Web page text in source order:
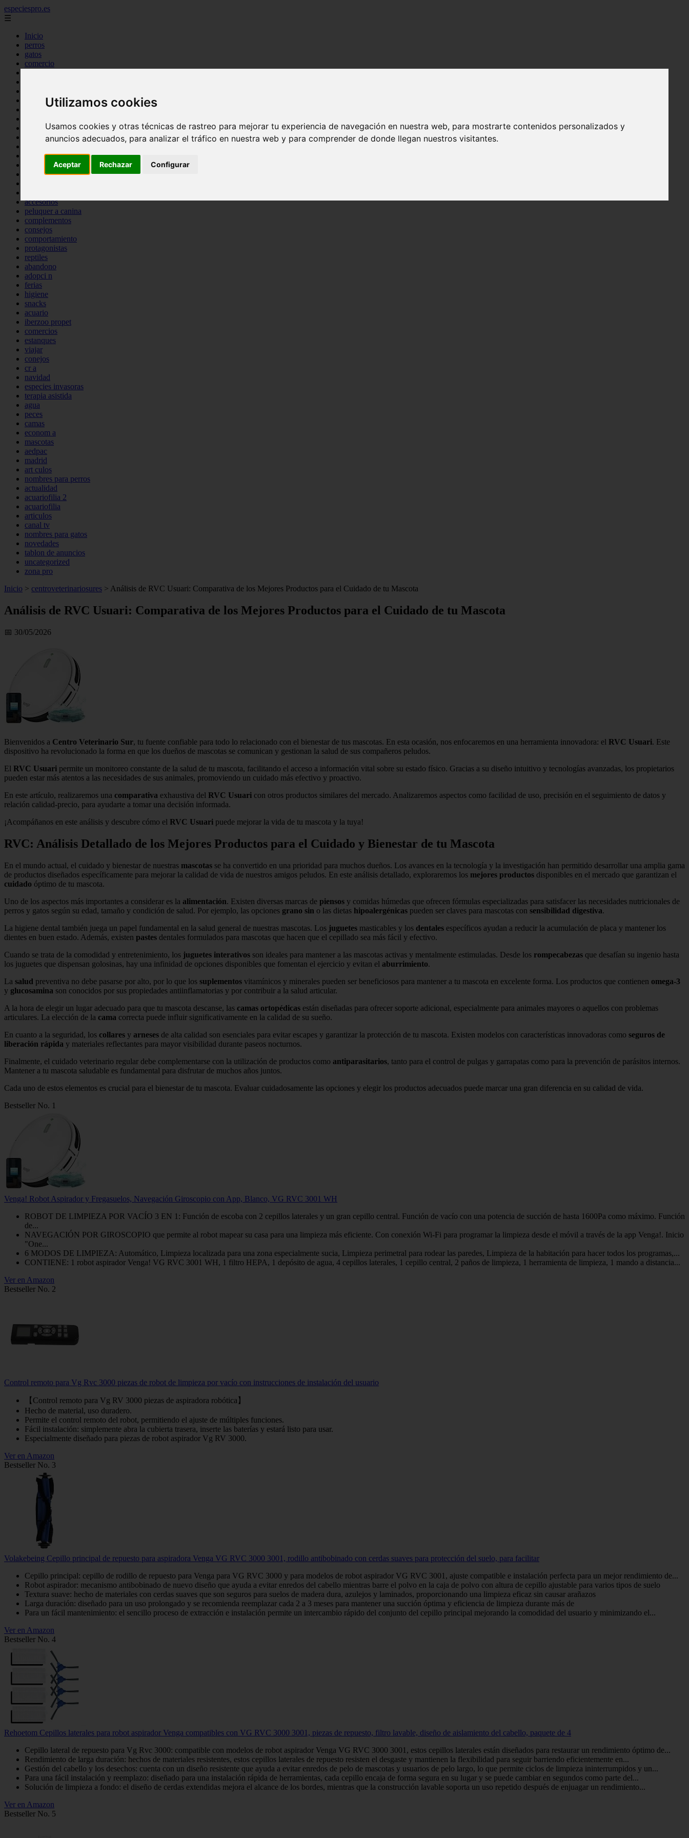
Utilizamos cookies
Usamos cookies y otras técnicas de rastreo para mejorar tu experiencia de navegación en nuestra web, para mostrarte contenidos personalizados y
anuncios adecuados, para analizar el tráfico en nuestra web y para comprender de donde llegan nuestros visitantes.
Aceptar Rechazar Configurar
especiespro.es
☰
Inicio
perros
gatos
comercio
tenencia responsable
mantenimiento
bienestar
peque os mam feros
verano
accesorios
peluquer a canina
complementos
consejos
comportamiento
protagonistas
reptiles
abandono
adopci n
ferias
higiene
snacks
acuario
iberzoo propet
comercios
estanques
viajar
conejos
cr a
navidad
especies invasoras
terapia asistida
agua
peces
camas
econom a
mascotas
aedpac
madrid
art culos
nombres para perros
actualidad
acuariofilia 2
acuariofilia
articulos
canal tv
nombres para gatos
novedades
tablon de anuncios
uncategorized
zona pro
Inicio > centroveterinariosures > Análisis de RVC Usuari: Comparativa de los Mejores Productos para el Cuidado de tu Mascota
Análisis de RVC Usuari: Comparativa de los Mejores Productos para el Cuidado de tu Mascota
📅 30/05/2026
Bienvenidos a Centro Veterinario Sur, tu fuente confiable para todo lo relacionado con el bienestar de tus mascotas. En esta ocasión, nos enfocaremos en una herramienta innovadora: el RVC Usuari. Este
dispositivo ha revolucionado la forma en que los dueños de mascotas se comunican y gestionan la salud de sus compañeros peludos.
El RVC Usuari permite un monitoreo constante de la salud de tu mascota, facilitando el acceso a información vital sobre su estado físico. Gracias a su diseño intuitivo y tecnologías avanzadas, los propietarios
pueden estar más atentos a las necesidades de sus animales, promoviendo un cuidado más efectivo y proactivo.
En este artículo, realizaremos una comparativa exhaustiva del RVC Usuari con otros productos similares del mercado. Analizaremos aspectos como facilidad de uso, precisión en el seguimiento de datos y
relación calidad-precio, para ayudarte a tomar una decisión informada.
¡Acompáñanos en este análisis y descubre cómo el RVC Usuari puede mejorar la vida de tu mascota y la tuya!
RVC: Análisis Detallado de los Mejores Productos para el Cuidado y Bienestar de tu Mascota
En el mundo actual, el cuidado y bienestar de nuestras mascotas se ha convertido en una prioridad para muchos dueños. Los avances en la tecnología y la investigación han permitido desarrollar una amplia gama
de productos diseñados específicamente para mejorar la calidad de vida de nuestros amigos peludos. En este análisis detallado, exploraremos los mejores productos disponibles en el mercado que garantizan el
cuidado óptimo de tu mascota.
Uno de los aspectos más importantes a considerar es la alimentación. Existen diversas marcas de piensos y comidas húmedas que ofrecen fórmulas especializadas para satisfacer las necesidades nutricionales de
perros y gatos según su edad, tamaño y condición de salud. Por ejemplo, las opciones grano sin o las dietas hipoalergénicas pueden ser claves para mascotas con sensibilidad digestiva.
La higiene dental también juega un papel fundamental en la salud general de nuestras mascotas. Los juguetes masticables y los dentales específicos ayudan a reducir la acumulación de placa y mantener los
dientes en buen estado. Además, existen pastes dentales formulados para mascotas que hacen que el cepillado sea más fácil y efectivo.
Cuando se trata de la comodidad y entretenimiento, los juguetes interativos son ideales para mantener a las mascotas activas y mentalmente estimuladas. Desde los rompecabezas que desafían su ingenio hasta
los juguetes que dispensan golosinas, hay una infinidad de opciones disponibles que fomentan el ejercicio y evitan el aburrimiento.
La salud preventiva no debe pasarse por alto, por lo que los suplementos vitamínicos y minerales pueden ser beneficiosos para mantener a tu mascota en excelente forma. Los productos que contienen omega-3
y glucosamina son conocidos por sus propiedades antiinflamatorias y por contribuir a la salud articular.
A la hora de elegir un lugar adecuado para que tu mascota descanse, las camas ortopédicas están diseñadas para ofrecer soporte adicional, especialmente para animales mayores o aquellos con problemas
articulares. La elección de la cama correcta puede influir significativamente en la calidad de su sueño.
En cuanto a la seguridad, los collares y arneses de alta calidad son esenciales para evitar escapes y garantizar la protección de tu mascota. Existen modelos con características innovadoras como seguros de
liberación rápida y materiales reflectantes para mayor visibilidad durante paseos nocturnos.
Finalmente, el cuidado veterinario regular debe complementarse con la utilización de productos como antiparasitarios, tanto para el control de pulgas y garrapatas como para la prevención de parásitos internos.
Mantener a tu mascota saludable es fundamental para disfrutar de muchos años juntos.
Cada uno de estos elementos es crucial para el bienestar de tu mascota. Evaluar cuidadosamente las opciones y elegir los productos adecuados puede marcar una gran diferencia en su calidad de vida.
Bestseller No. 1
Venga! Robot Aspirador y Fregasuelos, Navegación Giroscopio con App, Blanco, VG RVC 3001 WH
ROBOT DE LIMPIEZA POR VACÍO 3 EN 1: Función de escoba con 2 cepillos laterales y un gran cepillo central. Función de vacío con una potencia de succión de hasta 1600Pa como máximo. Función
de...
NAVEGACIÓN POR GIROSCOPIO que permite al robot mapear su casa para una limpieza más eficiente. Con conexión Wi-Fi para programar la limpieza desde el móvil a través de la app Venga!. Inicio
"One...
6 MODOS DE LIMPIEZA: Automático, Limpieza localizada para una zona especialmente sucia, Limpieza perimetral para rodear las paredes, Limpieza de la habitación para hacer todos los programas,...
CONTIENE: 1 robot aspirador Venga! VG RVC 3001 WH, 1 filtro HEPA, 1 depósito de agua, 4 cepillos laterales, 1 cepillo central, 2 paños de limpieza, 1 herramienta de limpieza, 1 mando a distancia...
Ver en Amazon
Bestseller No. 2
Control remoto para Vg Rvc 3000 piezas de robot de limpieza por vacío con instrucciones de instalación del usuario
【Control remoto para Vg RV 3000 piezas de aspiradora robótica】
Hecho de material, uso duradero.
Permite el control remoto del robot, permitiendo el ajuste de múltiples funciones.
Fácil instalación: simplemente abra la cubierta trasera, inserte las baterías y estará listo para usar.
Especialmente diseñado para piezas de robot aspirador Vg RV 3000.
Ver en Amazon
Bestseller No. 3
Volakebeing Cepillo principal de repuesto para aspiradora Venga VG RVC 3000 3001, rodillo antibobinado con cerdas suaves para protección del suelo, para facilitar
Cepillo principal: cepillo de rodillo de repuesto para Venga para VG RVC 3000 y para modelos de robot aspirador VG RVC 3001, ajuste compatible e instalación perfecta para un mejor rendimiento de...
Robot aspirador: mecanismo antibobinado de nuevo diseño que ayuda a evitar enredos del cabello mientras barre el polvo en la caja de polvo con altura de cepillo ajustable para varios tipos de suelo
Textura suave: hecho de materiales con cerdas suaves que son seguros para suelos de madera dura, azulejos y laminados, proporcionando una limpieza eficaz sin causar arañazos
Larga duración: diseñado para un uso prolongado y se recomienda reemplazar cada 2 a 3 meses para mantener una succión óptima y eficiencia de limpieza durante más de
Para un fácil mantenimiento: el sencillo proceso de extracción e instalación permite un intercambio rápido del conjunto del cepillo principal mejorando la comodidad del usuario y minimizando el...
Ver en Amazon
Bestseller No. 4
Rehoetom Cepillos laterales para robot aspirador Venga compatibles con VG RVC 3000 3001, piezas de repuesto, filtro lavable, diseño de aislamiento del cabello, paquete de 4
Cepillo lateral de repuesto para Vg Rvc 3000: compatible con modelos de robot aspirador Venga VG RVC 3000 3001, estos cepillos laterales están diseñados para restaurar un rendimiento óptimo de...
Rendimiento de larga duración: hechos de materiales resistentes, estos cepillos laterales de repuesto resisten el desgaste y mantienen la flexibilidad para seguir barriendo eficientemente en...
Gestión del cabello y los desechos: cuenta con un diseño resistente que ayuda a evitar enredos de pelo de mascotas y usuarios de pelo largo, lo que permite ciclos de limpieza ininterrumpidos y un...
Para una fácil instalación y reemplazo: diseñado para una instalación rápida de herramientas, cada cepillo encaja de forma segura en su lugar y se puede cambiar en segundos como parte del...
Solución de limpieza a fondo: el diseño de cerdas extendidas mejora el alcance de los bordes, mientras que la construcción lavable soporta un uso repetido después de enjuagar un rendimiento...
Ver en Amazon
Bestseller No. 5